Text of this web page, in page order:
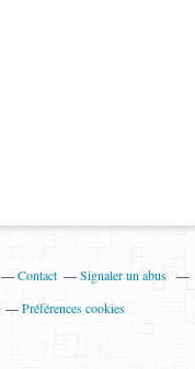
Contact
Signaler un abus
Préférences cookies